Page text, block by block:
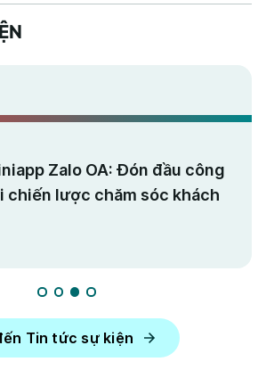
Zalo OA: Đón đầu công
chiến lược chăm sóc khách
Tin tức sự kiện